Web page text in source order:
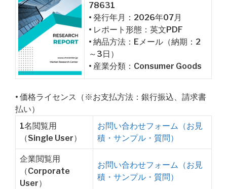
78631
• 発行年月：2026年07月
• レポート形態：英文PDF
• 納品方法：Eメール（納期：2
～3日）
• 産業分類：Consumer Goods
• 価格ライセンス（※お支払方法：銀行振込、請求書
払い）
1名閲覧用
（Single User）
お問い合わせフォーム（お見
積・サンプル・質問）
企業閲覧用
（Corporate
User）
お問い合わせフォーム（お見
積・サンプル・質問）